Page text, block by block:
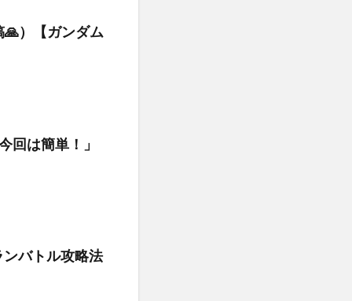
🙏）【ガンダム
回は簡単！」
ンバトル攻略法